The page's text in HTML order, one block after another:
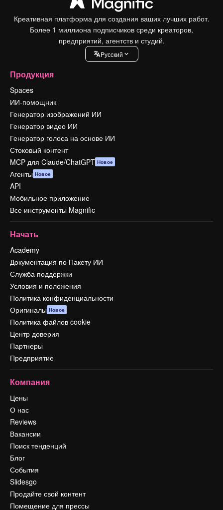
Креативная платформа для создания ваших лучших работ.
Более 1 миллиона подписчиков среди креаторов,
предприятий, агентств и студий.
Pусский
Продукция
Spaces
ИИ-помощник
Генератор изображений ИИ
Генератор видео ИИ
Генератор голоса на основе ИИ
Стоковый контент
MCP для Claude/ChatGPT Новое
Агенты Новое
API
Мобильное приложение
Все инструменты Magnific
Начать
Academy
Документация по Пакету ИИ
Служба поддержки
Условия и положения
Политика конфиденциальности
Оригиналы Новое
Политика файлов cookie
Центр доверия
Партнеры
Предприятие
Компания
Цены
О нас
Reviews
Вакансии
Поиск тенденций
Блог
События
Slidesgo
Продайте свой контент
Помещение для прессы